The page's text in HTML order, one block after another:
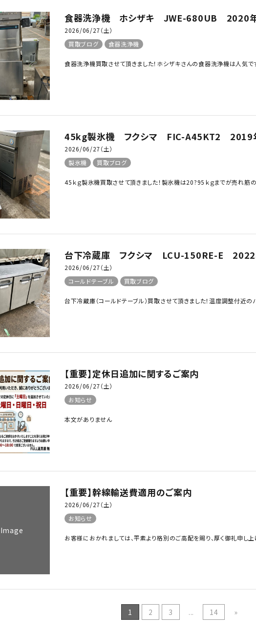
食器洗浄機 ホシザキ JWE-680UB 2020年製
2026/06/27（土）
買取ブログ
食器洗浄機
食器洗浄機買取させて頂きました！ホシザキさんの食器洗浄機は人気
45kg製氷機 フクシマ FIC-A45KT2 2019年
2026/06/27（土）
製氷機
買取ブログ
45ｋｇ製氷機買取させて頂きました！製氷機は20?95ｋｇまでが売れ筋
台下冷蔵庫 フクシマ LCU-150RE-E 2022年
2026/06/27（土）
コールドテーブル
買取ブログ
台下冷蔵庫（コールドテーブル）買取させて頂きました！温度調整付近
【重要】定休日追加に関するご案内
2026/06/27（土）
お知らせ
本文がありません
【重要】幹線輸送費適用のご案内
2026/06/27（土）
お知らせ
お客様におかれましては、平素より格別のご高配を賜り、厚く御礼申し
1 2 3 ... 14 »